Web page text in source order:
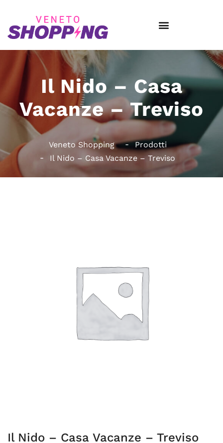
Il Nido – Casa
Vacanze – Treviso
Veneto Shopping
Prodotti
Il Nido – Casa Vacanze – Treviso
Il Nido – Casa Vacanze – Treviso